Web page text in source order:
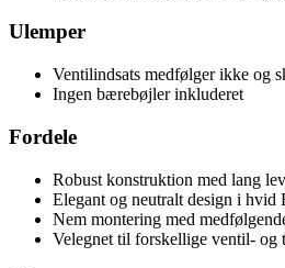
Ulemper
Ventilindsats medfølger ikke og
Ingen bærebøjler inkluderet
Fordele
Robust konstruktion med lang
Elegant og neutralt design i hvid
Nem montering med
Velegnet til forskellige ventil- og